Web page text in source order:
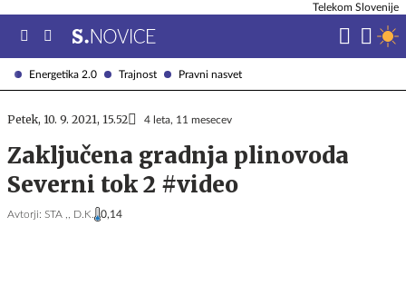
Energetika 2.0 Trajnost Pravni nasvet
Telekom Slovenije
Petek, 10. 9. 2021, 15.52 4 leta, 11 mesecev
Zaključena gradnja plinovoda
Severni tok 2 #video
Avtorji: STA ,, D.K. 0,14